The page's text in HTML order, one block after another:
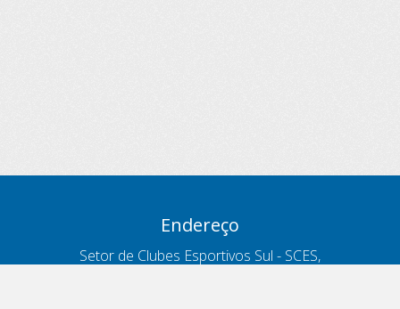
Endereço
Setor de Clubes Esportivos Sul - SCES,